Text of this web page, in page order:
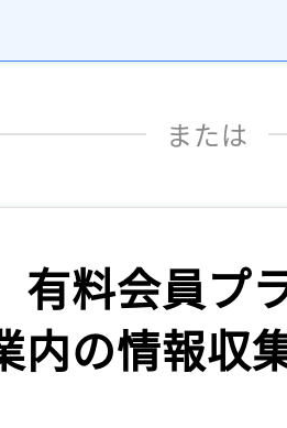
または
有料会員プ
内の情報収